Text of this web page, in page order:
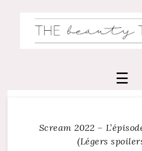
Scream 2022 –
(Légers